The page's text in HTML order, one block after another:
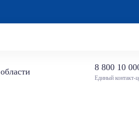
8 800 10
Единый контакт-